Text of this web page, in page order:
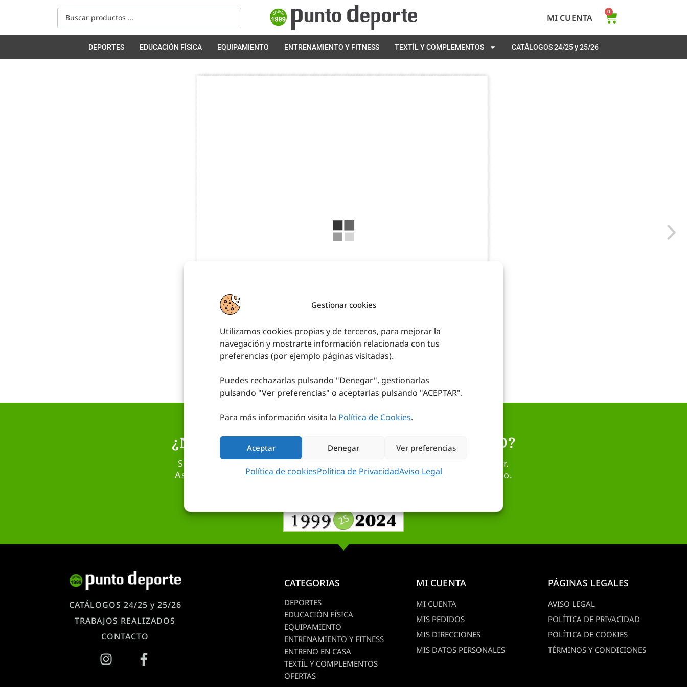
Gestionar cookies
Utilizamos cookies propias y de terceros, para mejorar la
navegación y mostrarte información relacionada con tus
preferencias (por ejemplo páginas visitadas).
Puedes rechazarlas pulsando "Denegar", gestionarlas
pulsando "Ver preferencias" o aceptarlas pulsando "ACEPTAR".
Para más información visita la Política de Cookies.
Aceptar Denegar Ver preferencias
Política de cookiesPolítica de PrivacidadAviso Legal
MI CUENTA
0
DEPORTES EDUCACIÓN FÍSICA EQUIPAMIENTO ENTRENAMIENTO Y FITNESS TEXTÍL Y COMPLEMENTOS CATÁLOGOS 24/25 y 25/26
¿TIENES ALGUNA DUDA?
¿NECESITAS ASESORAMIENTO DEPORTIVO?
Somos una empresa con más de 20 años de experiencia en el sector.
Asesoramiento personalizado para lograr un equipamiento adecuado.
CATÁLOGOS 24/25 y 25/26
TRABAJOS REALIZADOS
CONTACTO
CATEGORIAS
DEPORTES
EDUCACIÓN FÍSICA
EQUIPAMIENTO
ENTRENAMIENTO Y FITNESS
ENTRENO EN CASA
TEXTÍL Y COMPLEMENTOS
OFERTAS
MI CUENTA
MI CUENTA
MIS PEDIDOS
MIS DIRECCIONES
MIS DATOS PERSONALES
PÁGINAS LEGALES
AVISO LEGAL
POLÍTICA DE PRIVACIDAD
POLÍTICA DE COOKIES
TÉRMINOS Y CONDICIONES